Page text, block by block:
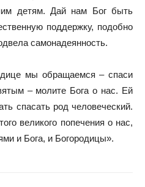
детям. Дай нам Бог быть
поддержку, подобно
самонадеянность.
мы обращаемся – спаси
– молите Бога о нас. Ей
спасать род человеческий.
великого попечения о нас,
и Бога, и Богородицы».